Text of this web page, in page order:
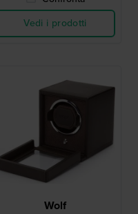
Vedi i prodotti
Wolf